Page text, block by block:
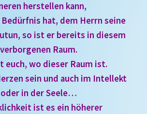
herstellen kann,
hat, dem Herrn seine
so ist er bereits in diesem
verborgenen Raum.
euch, wo dieser Raum ist.
sein und auch im Intellekt
oder in der Seele…
ist es ein höherer